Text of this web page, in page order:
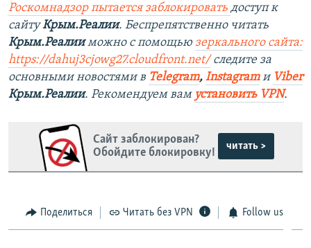
Роскомнадзор пытается заблокировать доступ к
сайтуКрым.Реалии. Беспрепятственно читать
Крым.Реалииможно с помощью зеркального сайта:
https://dahuj3cjowg27.cloudfront.net/следите за
основными новостями в Telegram, Instagramи Viber
Крым.Реалии. Рекомендуем вам установить VPN.
Сайт заблокирован?
Обойдите блокировку!
читать >
Поделиться Читать без VPN Follow us